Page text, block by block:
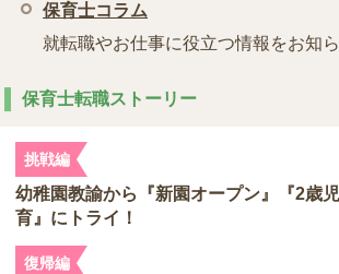
保育士コラム
就転職やお仕事に役立つ情報をお知
保育士転職ストーリー
挑戦編
幼稚園教諭から『新園オープン』『2歳
育』にトライ！
復帰編